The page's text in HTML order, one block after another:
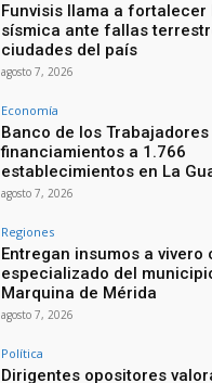
Funvisis llama a fortalecer
sísmica ante fallas
ciudades del país
agosto 7, 2026
Economía
Banco de los
financiamientos a 1.766
establecimientos en La
agosto 7, 2026
Regiones
Entregan insumos a vivero
especializado del
Marquina de Mérida
agosto 7, 2026
Política
Dirigentes opositores